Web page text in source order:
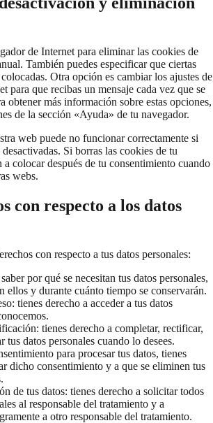
de Internet para eliminar las cookies de
También puedes especificar que ciertas
Otra opción es cambiar los ajustes de
para que recibas un mensaje cada vez que se
obtener más información sobre estas opciones,
de la sección «Ayuda» de tu navegador.
web puede no funcionar correctamente si
Si borras las cookies de tu
a colocar después de tu consentimiento cuando
webs.
con respecto a los datos
con respecto a tus datos personales:
por qué se necesitan tus datos personales,
ellos y durante cuánto tiempo se conservarán.
tienes derecho a acceder a tus datos
tienes derecho a completar, rectificar,
tus datos personales cuando lo desees.
para procesar tus datos, tienes
dicho consentimiento y a que se eliminen tus
de tus datos: tienes derecho a solicitar todos
al responsable del tratamiento y a
a otro responsable del tratamiento.